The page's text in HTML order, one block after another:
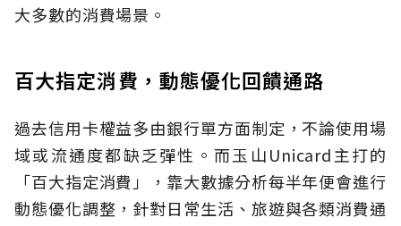
大多數的消費場景。
百大指定消費，動態優化回饋通路
過去信用卡權益多由銀行單方面制定，不論使用場
域或流通度都缺乏彈性。而玉山Unicard主打的
「百大指定消費」，靠大數據分析每半年便會進行
動態優化調整，針對日常生活、旅遊與各類消費通